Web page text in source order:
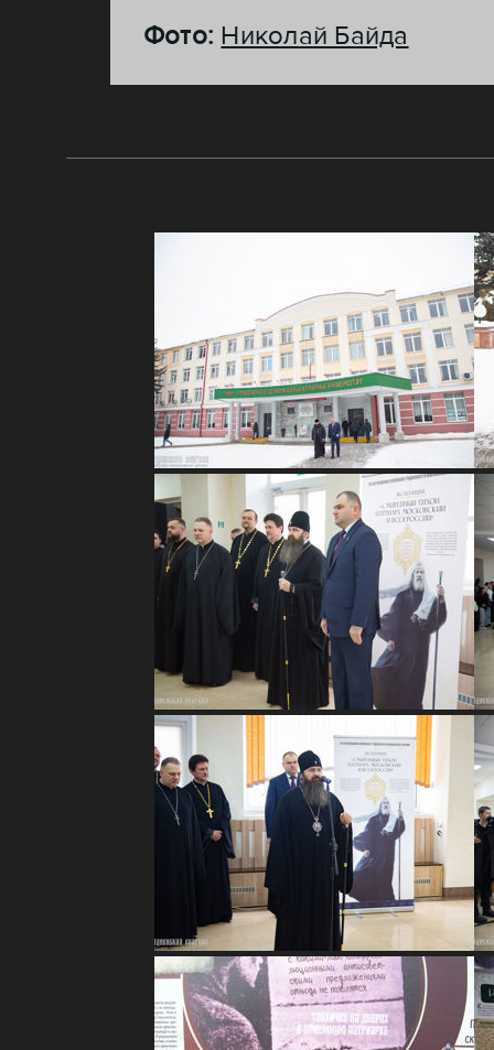
Фото: Николай Байда